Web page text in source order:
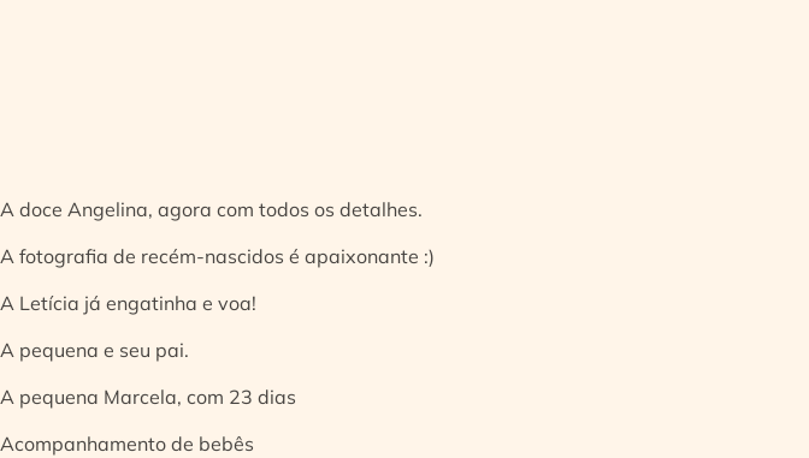
A doce Angelina, agora com todos os detalhes.
A fotografia de recém-nascidos é apaixonante :)
A Letícia já engatinha e voa!
A pequena e seu pai.
A pequena Marcela, com 23 dias
Acompanhamento de bebês